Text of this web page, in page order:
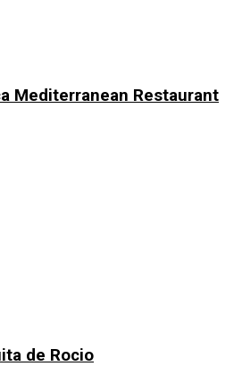
Mediterranean Restaurant
de Rocio